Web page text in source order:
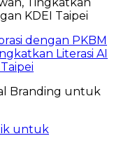
dengan PKBM
Literasi AI
untuk